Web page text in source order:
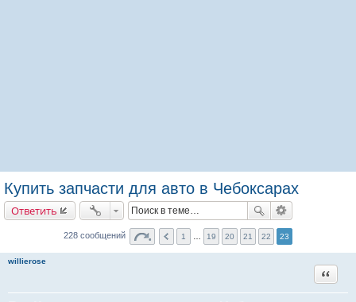
Купить запчасти для авто в Чебоксарах
Ответить
228 сообщений 1 19 20 21 22 23
willierose
Цитата